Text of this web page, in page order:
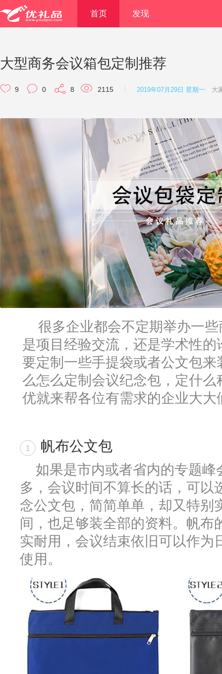
首页 发现
大型商务会议箱包定制推荐
9 0 8 2115 2019年07月29日 星期一 大
很多企业都会不定期举办一
是项目经验交流，还是学术性的
要定制一些手提袋或者公文包来
么怎么定制会议纪念包，定什么
优就来帮各位有需求的企业大大
1 帆布公文包
如果是市内或者省内的专题峰
多，会议时间不算长的话，可以
念公文包，简简单单，却又特别
间，也足够装全部的资料。帆布
实耐用，会议结束依旧可以作为
使用。